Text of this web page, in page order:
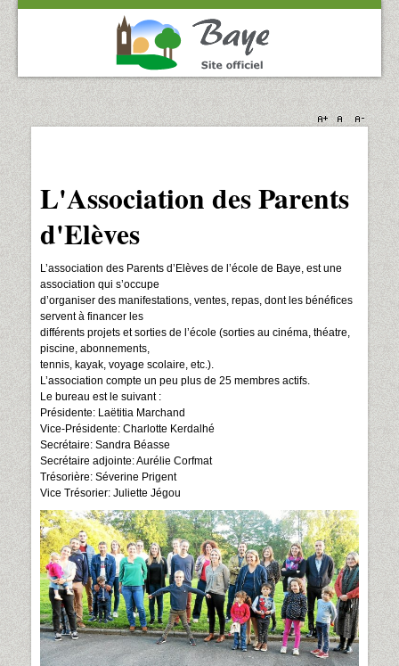
L'Association des Parents
d'Elèves
L’association des Parents d’Elèves de l’école de Baye, est une
association qui s’occupe
d’organiser des manifestations, ventes, repas, dont les bénéfices
servent à financer les
différents projets et sorties de l’école (sorties au cinéma, théatre,
piscine, abonnements,
tennis, kayak, voyage scolaire, etc.).
L’association compte un peu plus de 25 membres actifs.
Le bureau est le suivant :
Présidente: Laëtitia Marchand
Vice-Présidente: Charlotte Kerdalhé
Secrétaire: Sandra Béasse
Secrétaire adjointe: Aurélie Corfmat
Trésorière: Séverine Prigent
Vice Trésorier: Juliette Jégou